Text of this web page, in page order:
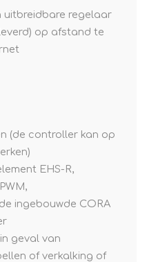
uitbreidbare regelaar
op afstand te
(de controller kan op
EHS-R,
ingebouwde CORA
geval van
of verkalking of